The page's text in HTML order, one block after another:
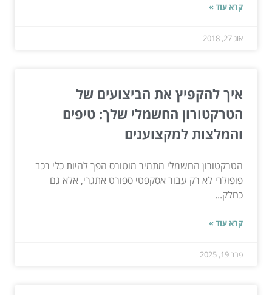
קרא עוד »
אוג 27, 2018
איך להקפיץ את הביצועים של
הטרקטורון החשמלי שלך: טיפים
והמלצות למקצוענים
הטרקטורון החשמלי מתמיר מוטורס הפך להיות כלי רכב
פופולרי לא רק עבור אסקפטי ספורט אתגרי, אלא גם
כחלק...
קרא עוד »
פבר 19, 2025